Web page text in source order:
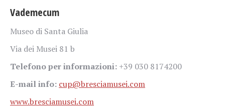
Vademecum
Museo di Santa Giulia
Via dei Musei 81 b
Telefono per informazioni: +39 030 8174200
E-mail info: cup@bresciamusei.com
www.bresciamusei.com